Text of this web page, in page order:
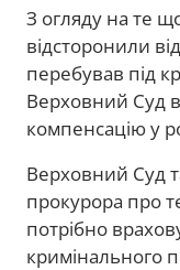
З огляду на те
відсторонили
перебував під
Верховний Суд
компенсацію у
Верховний Суд
прокурора про
потрібно
кримінального